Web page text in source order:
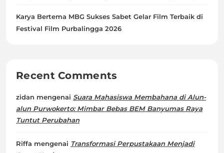
Karya Bertema MBG Sukses Sabet Gelar Film Terbaik di
Festival Film Purbalingga 2026
Recent Comments
zidan mengenai Suara Mahasiswa Membahana di Alun-
alun Purwokerto: Mimbar Bebas BEM Banyumas Raya
Tuntut Perubahan
Riffa mengenai Transformasi Perpustakaan Menjadi